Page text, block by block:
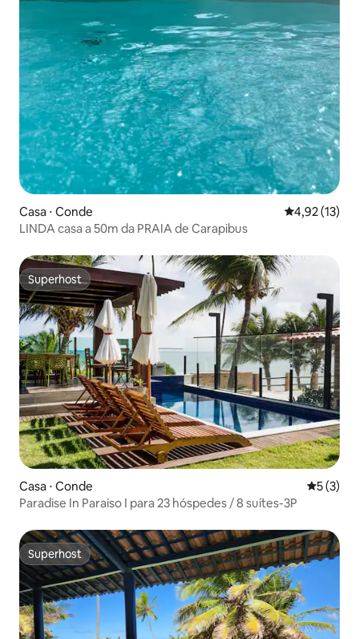
Casa ⋅ Conde 4,92 de uma
4,92 (13)
LINDA casa a 50m da PRAIA de Carapibus
Superhost
Superhost
Casa ⋅ Conde 5 de
5 (3)
Paradise In Paraiso I para 23 hóspedes / 8 suítes-3P
Superhost
Superhost